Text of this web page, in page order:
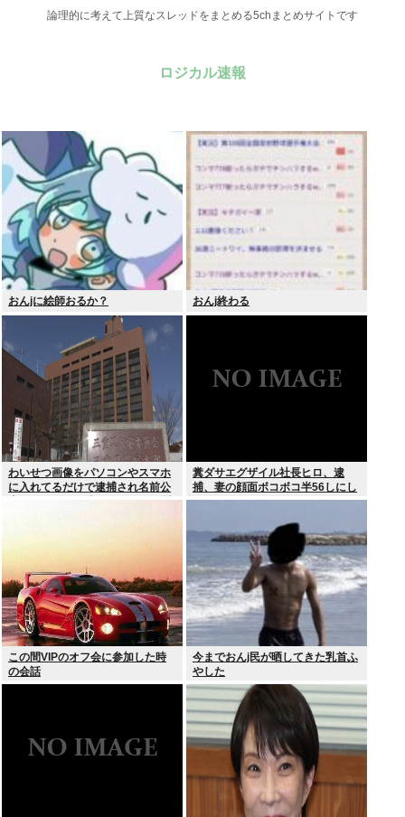
論理的に考えて上質なスレッドをまとめる5chまとめサイトです
ロジカル速報
おんjに絵師おるか？ おんj終わる
わいせつ画像をパソコンやスマホ
に入れてるだけで逮捕され名前公
表、クビになる時代 アメリカの情
糞ダサエグザイル社長ヒロ、逮
捕、妻の顔面ボコボコ半56しにし
た。
この間VIPのオフ会に参加した時
の会話
今までおんj民が晒してきた乳首ふ
やした